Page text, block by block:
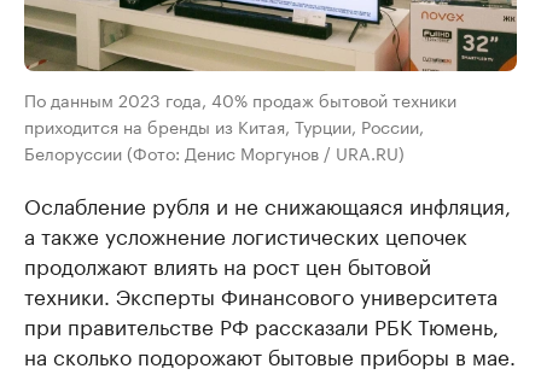
По данным 2023 года, 40% продаж бытовой техники
приходится на бренды из Китая, Турции, России,
Белоруссии (Фото: Денис Моргунов / URA.RU)
Ослабление рубля и не снижающаяся инфляция,
а также усложнение логистических цепочек
продолжают влиять на рост цен бытовой
техники. Эксперты Финансового университета
при правительстве РФ рассказали РБК Тюмень,
на сколько подорожают бытовые приборы в мае.